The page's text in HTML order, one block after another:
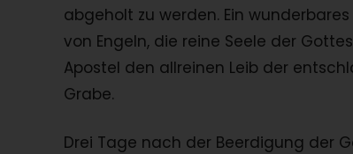
abgeholt zu werden. Ein
von Engeln, die reine Seele der
Apostel den allreinen Leib der
Grabe.
Drei Tage nach der Beerdigung der